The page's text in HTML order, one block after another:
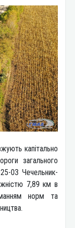
капітально
загального
03 Чечельник-
7,89 км в
норм та
будівництва.